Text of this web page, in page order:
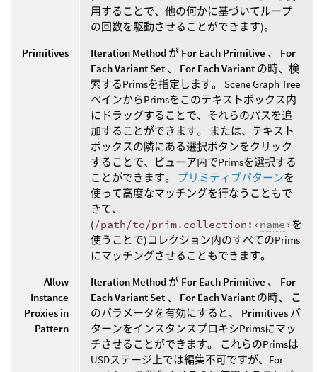
用することで、他の何かに基づいてループ
の回数を駆動させることができます)。
Primitives
Iteration Method が For Each Primitive 、 For
Each Variant Set 、 For Each Variant の時、検
索するPrimsを指定します。 Scene Graph Tree
ペインからPrimsをこのテキストボックス内
にドラッグすることで、それらのパスを追
加することができます。 または、テキスト
ボックスの隣にある選択ボタンをクリック
することで、ビューア内でPrimsを選択する
ことができます。
プリミティブパターンを
使って高度なマッチングを行なうこともで
きて、
(/path/to/prim.collection:‹ name › を
使うことで)コレクション内のすべてのPrims
にマッチングさせることもできます。
Allow
Instance
Proxies in
Pattern
Iteration Method が For Each Primitive 、 For
Each Variant Set 、 For Each Variant の時、 こ
のパラメータを有効にすると、 Primitives パ
ターンをインスタンスプロキシPrimsにマッ
チさせることができます。 これらのPrimsは
USDステージ上では編集不可ですが、For